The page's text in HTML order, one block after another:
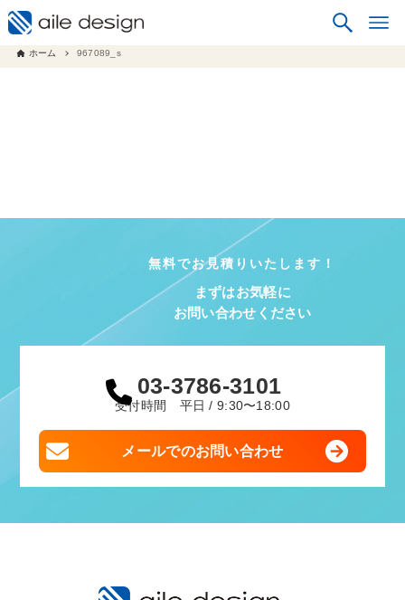
ホーム 967089_s
無料でお見積りいたします！
まずはお気軽に
お問い合わせください
03-3786-3101
受付時間 平日 / 9:30〜18:00
メールでのお問い合わせ